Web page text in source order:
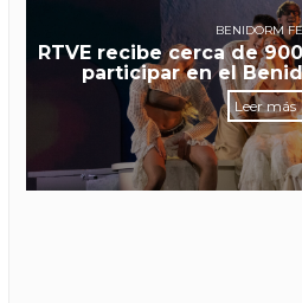
BENIDORM
RTVE recibe cerca de
participar en el
Leer más